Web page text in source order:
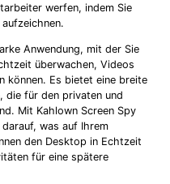
werfen, indem Sie
Anwendung, mit der Sie
überwachen, Videos
können. Es bietet eine breite
die für den privaten und
Mit Kahlown Screen Spy
was auf Ihrem
den Desktop in Echtzeit
für eine spätere